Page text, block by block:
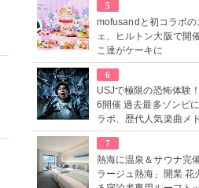
5
mofusandと初コラボ
ェ、ヒルトン大阪で開
こ達がケーキに
6
USJで極限の恐怖体験
6開催 過去最多ゾンビ
ラボ、歴代人気楽曲メ
7
熱海に温泉＆サウナ完
ラージュ熱海」開業 花